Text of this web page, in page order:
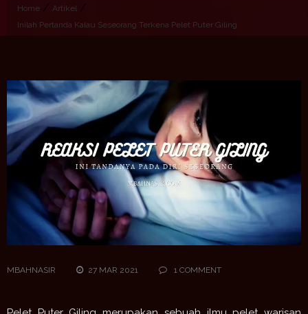
Home / Artikel /
Inilah Pertanda Kalau Seseorang Terkena Pelet Puter Giling
MBAHNASIR 27 MAR 2021 1 COMMENT